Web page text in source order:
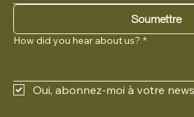
Soumettre
How did you hear about us? *
Oui, abonnez-moi à votre